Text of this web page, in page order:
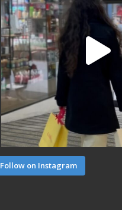
Follow on Instagram